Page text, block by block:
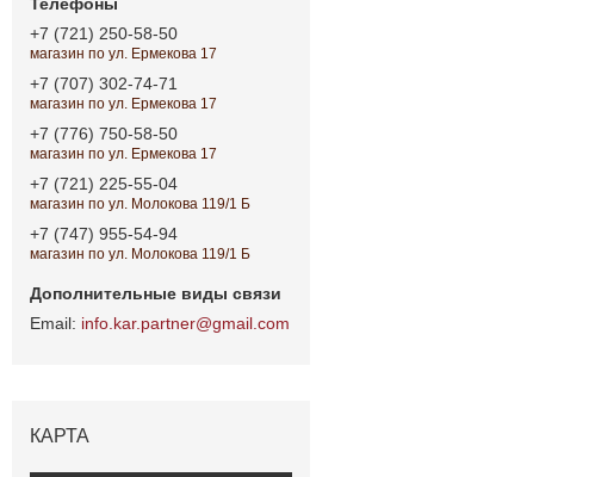
+7 (721) 250-58-50
магазин по ул. Ермекова 17
+7 (707) 302-74-71
магазин по ул. Ермекова 17
+7 (776) 750-58-50
магазин по ул. Ермекова 17
+7 (721) 225-55-04
магазин по ул. Молокова 119/1 Б
+7 (747) 955-54-94
магазин по ул. Молокова 119/1 Б
info.kar.partner@gmail.com
КАРТА